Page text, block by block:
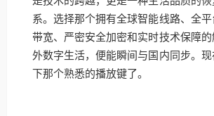
系。选择那个拥有全球智能线路、全
带宽、严密安全加密和实时技术保障
外数字生活，便能瞬间与国内同步。
下那个熟悉的播放键了。